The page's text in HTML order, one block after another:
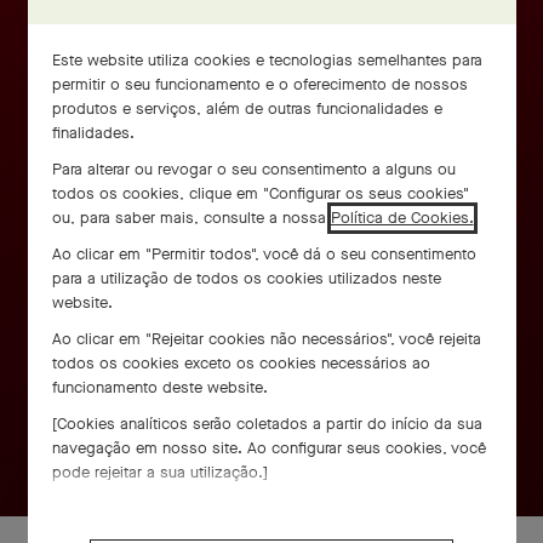
Este website utiliza cookies e tecnologias semelhantes para
permitir o seu funcionamento e o oferecimento de nossos
produtos e serviços, além de outras funcionalidades e
finalidades.
Para alterar ou revogar o seu consentimento a alguns ou
todos os cookies, clique em "Configurar os seus cookies"
ou, para saber mais, consulte a nossa Política de Cookies.
Ao clicar em "Permitir todos", você dá o seu consentimento
para a utilização de todos os cookies utilizados neste
website.
Ao clicar em "Rejeitar cookies não necessários", você rejeita
todos os cookies exceto os cookies necessários ao
funcionamento deste website.
[Cookies analíticos serão coletados a partir do início da sua
navegação em nosso site. Ao configurar seus cookies, você
pode rejeitar a sua utilização.]